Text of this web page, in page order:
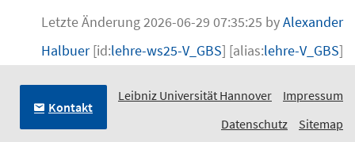
Letzte Änderung 2026-06-29 07:35:25 byAlexander
Halbuer[id:lehre-ws25-V_GBS] [alias:lehre-V_GBS]
Kontakt
Leibniz Universität Hannover
Impressum
Datenschutz
Sitemap